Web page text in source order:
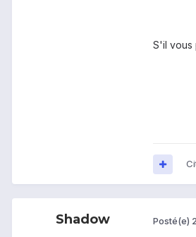
S'il vous
Shadow Posté(e)